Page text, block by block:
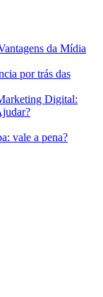
da Mídia
por trás das
Digital:
vale a pena?